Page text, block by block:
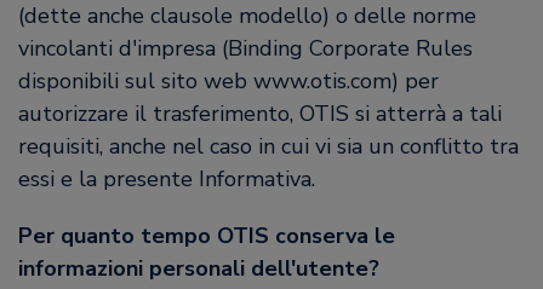
(dette anche clausole modello) o delle norme
vincolanti d'impresa (Binding Corporate Rules
disponibili sul sito web www.otis.com) per
autorizzare il trasferimento, OTIS si atterrà a tali
requisiti, anche nel caso in cui vi sia un conflitto tra
essi e la presente Informativa.
Per quanto tempo OTIS conserva le
informazioni personali dell'utente?